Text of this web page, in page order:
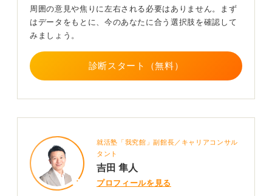
自己PRを見直して、あなたの魅力を新しいストーリーで
語れるようにしてみてください。きっと、あなたを必要
としてくれる企業との出会いがありますよ！ 頑張ってく
ださい！
周囲の意見や焦りに左右される必要はありません。まず
はデータをもとに、今のあなたに合う選択肢を確認して
みましょう。
診断スタート（無料）
就活塾「我究館」副館長／キャリアコンサル
タント
吉田 隼人
プロフィールを見る